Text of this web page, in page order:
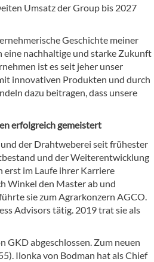
Umsatz der Group bis 2027
Geschichte meiner
nachhaltige und starke Zukunft
ist es seit jeher unser
innovativen Produkten und durch
dazu beitragen, dass unsere
erfolgreich gemeistert
der Drahtweberei seit frühester
und der Weiterentwicklung
im Laufe ihrer Karriere
Winkel den Master ab und
sie zum Agrarkonzern AGCO.
Advisors tätig. 2019 trat sie als
abgeschlossen. Zum neuen
Ilonka von Bodman hat als Chief